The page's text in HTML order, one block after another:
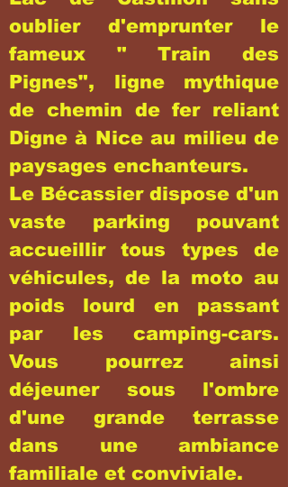
oublier d'emprunter le
fameux " Train des
Pignes", ligne mythique
de chemin de fer reliant
Digne à Nice au milieu de
paysages enchanteurs.
Le Bécassier dispose d'un
vaste parking pouvant
accueillir tous types de
véhicules, de la moto au
poids lourd en passant
par les camping-cars.
Vous pourrez ainsi
déjeuner sous l'ombre
d'une grande terrasse
dans une ambiance
familiale et conviviale.